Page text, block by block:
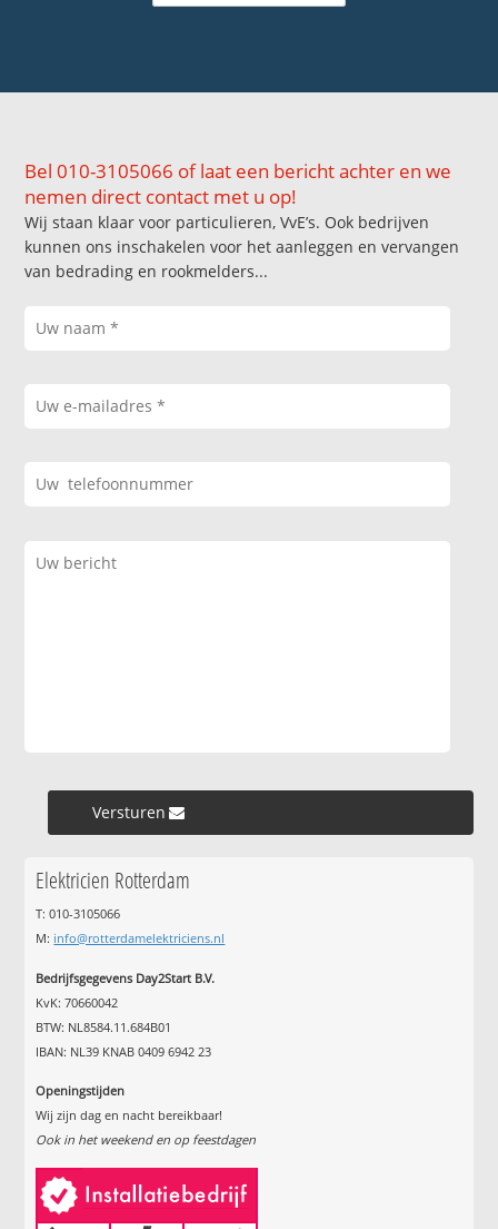
Bel 010-3105066 of laat een bericht achter en we
nemen direct contact met u op!
Wij staan klaar voor particulieren, VvE’s. Ook bedrijven
kunnen ons inschakelen voor het aanleggen en vervangen
van bedrading en rookmelders...
Versturen »
Elektricien Rotterdam
T: 010-3105066
M: info@rotterdamelektriciens.nl
Bedrijfsgegevens Day2Start B.V.
KvK: 70660042
BTW: NL8584.11.684B01
IBAN: NL39 KNAB 0409 6942 23
Openingstijden
Wij zijn dag en nacht bereikbaar!
Ook in het weekend en op feestdagen